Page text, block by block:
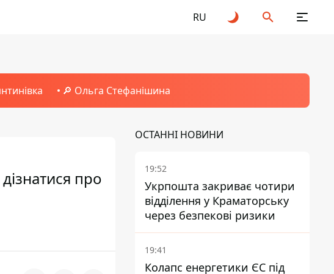
RU
🔎 Ольга Стефанішина
про
ОСТАННІ НОВИНИ
19:52
Укрпошта закриває чотири
відділення у Краматорську
через безпекові ризики
19:41
Колапс енергетики ЄС під